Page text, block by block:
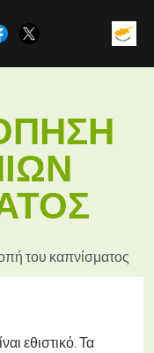
του καπνίσματος
εθιστικό. Τα